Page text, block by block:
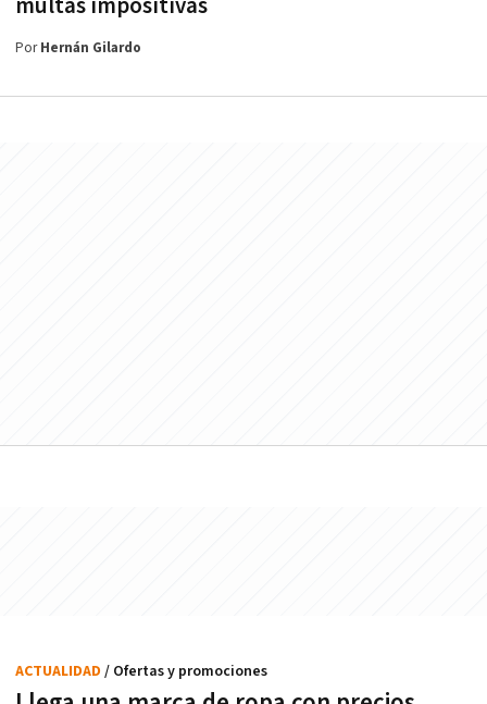
multas impositivas
PorHernán Gilardo
ACTUALIDAD / Ofertas y promociones